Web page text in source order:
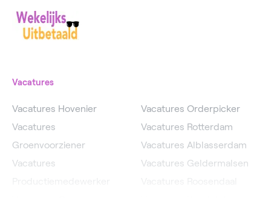
Vacatures
Vacatures Hovenier
Vacatures
Groenvoorziener
Vacatures
Vacatures Orderpicker
Vacatures Rotterdam
Vacatures Alblasserdam
Vacatures Geldermalsen